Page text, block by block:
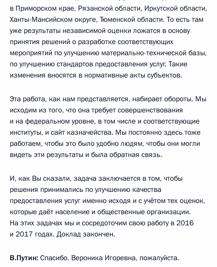
в Приморском крае, Рязанской области, Иркутской области,
Ханты-Мансийском округе, Тюменской области. То есть там
уже результаты независимой оценки ложатся в основу
принятия решений о разработке соответствующих
мероприятий по улучшению материально-технической базы,
по улучшению стандартов предоставления услуг. Такие
изменения вносятся в нормативные акты субъектов.
Эта работа, как нам представляется, набирает обороты. Мы
исходим из того, что она требует совершенствования
и на федеральном уровне, в том числе и соответствующие
институты, и сайт казначейства. Мы постоянно здесь тоже
работаем, чтобы это было удобно людям, чтобы они могли
видеть эти результаты и была обратная связь.
И, как Вы сказали, задача заключается в том, чтобы
решения принимались по улучшению качества
предоставления услуг именно исходя и с учётом тех оценок,
которые даёт население и общественные организации.
На этих задачах мы и сосредоточим свою работу в 2016
и 2017 годах. Доклад закончен.
В.Путин: Спасибо. Вероника Игоревна, пожалуйста.